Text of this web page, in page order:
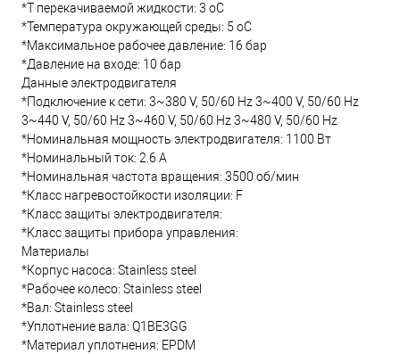
*T перекачиваемой жидкости: 3 oC
*Температура окружающей среды: 5 oC
*Максимальное рабочее давление: 16 бар
*Давление на входе: 10 бар
Данные электродвигателя
*Подключение к сети: 3~380 V, 50/60 Hz 3~400 V, 50/60 Hz
3~440 V, 50/60 Hz 3~460 V, 50/60 Hz 3~480 V, 50/60 Hz
*Номинальная мощность электродвигателя: 1100 Вт
*Номинальный ток: 2.6 А
*Номинальная частота вращения: 3500 об/мин
*Класс нагревостойкости изоляции: F
*Класс защиты электродвигателя:
*Класс защиты прибора управления:
Материалы
*Корпус насоса: Stainless steel
*Рабочее колесо: Stainless steel
*Вал: Stainless steel
*Уплотнение вала: Q1BE3GG
*Материал уплотнения: EPDM